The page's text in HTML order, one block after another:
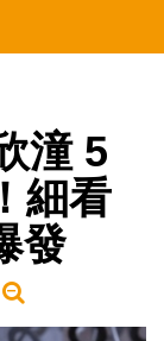
潼 5
細看
發